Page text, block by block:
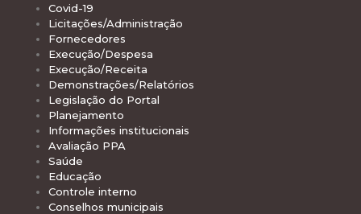
Covid-19
Licitações/Administração
Fornecedores
Execução/Despesa
Execução/Receita
Demonstrações/Relatórios
Legislação do Portal
Planejamento
Informações institucionais
Avaliação PPA
Saúde
Educação
Controle interno
Conselhos municipais